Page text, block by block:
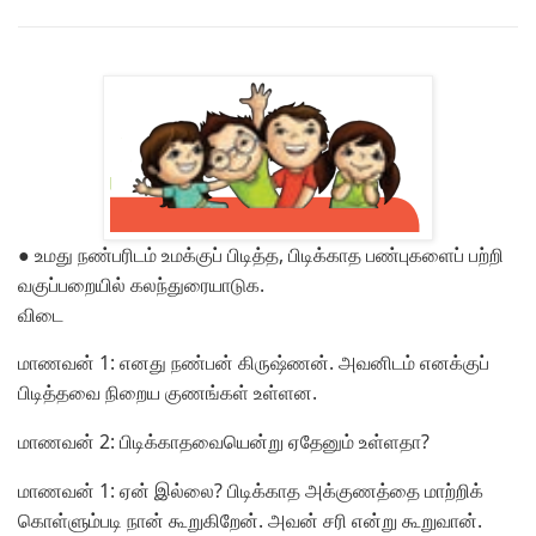
● உமது நண்பரிடம் உமக்குப் பிடித்த, பிடிக்காத பண்புகளைப் பற்றி
வகுப்பறையில் கலந்துரையாடுக.
விடை
மாணவன் 1: எனது நண்பன் கிருஷ்ணன். அவனிடம் எனக்குப்
பிடித்தவை நிறைய குணங்கள் உள்ளன.
மாணவன் 2: பிடிக்காதவையென்று ஏதேனும் உள்ளதா?
மாணவன் 1: ஏன் இல்லை? பிடிக்காத அக்குணத்தை மாற்றிக்
கொள்ளும்படி நான் கூறுகிறேன். அவன் சரி என்று கூறுவான்.